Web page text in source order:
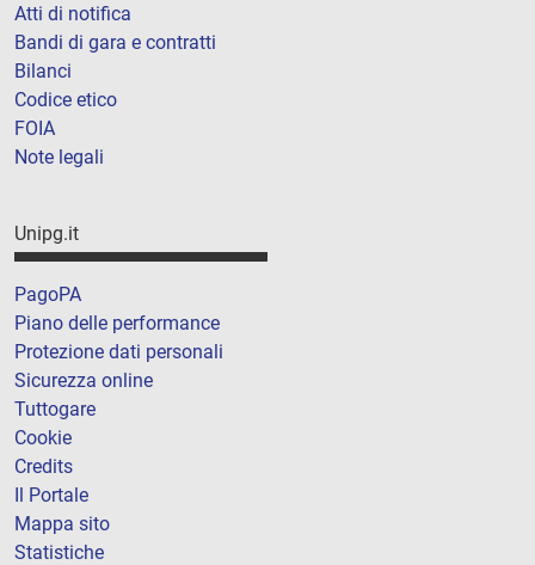
Atti di notifica
Bandi di gara e contratti
Bilanci
Codice etico
FOIA
Note legali
Unipg.it
PagoPA
Piano delle performance
Protezione dati personali
Sicurezza online
Tuttogare
Cookie
Credits
Il Portale
Mappa sito
Statistiche